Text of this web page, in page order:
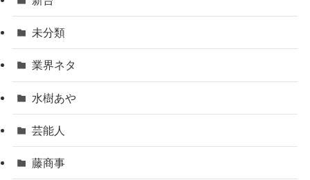
未分類
業界ネタ
水樹あや
芸能人
藤商事